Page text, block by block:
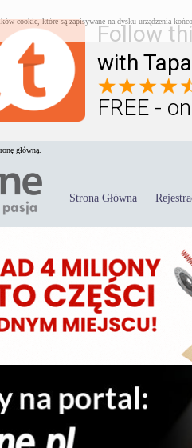
Follow
with
FREE -
cookie, które są zapisywane na dysku urządzenia
główną.
Strona Główna